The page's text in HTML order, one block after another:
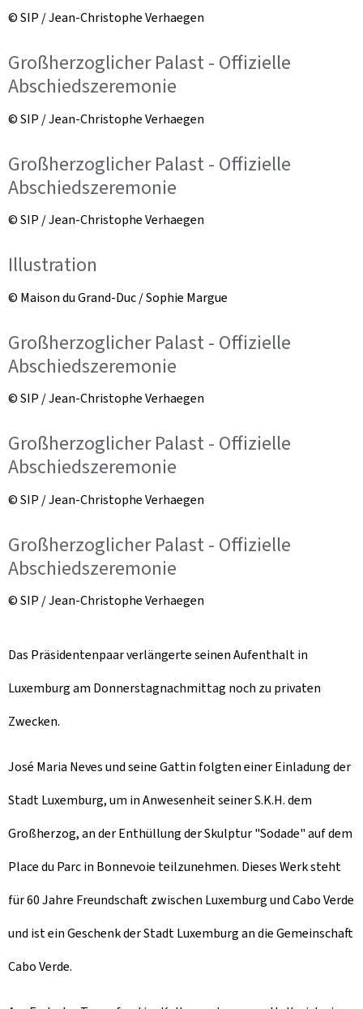
© SIP / Jean-Christophe Verhaegen
Großherzoglicher Palast - Offizielle
Abschiedszeremonie
© SIP / Jean-Christophe Verhaegen
Großherzoglicher Palast - Offizielle
Abschiedszeremonie
© SIP / Jean-Christophe Verhaegen
Illustration
© Maison du Grand-Duc / Sophie Margue
Großherzoglicher Palast - Offizielle
Abschiedszeremonie
© SIP / Jean-Christophe Verhaegen
Großherzoglicher Palast - Offizielle
Abschiedszeremonie
© SIP / Jean-Christophe Verhaegen
Großherzoglicher Palast - Offizielle
Abschiedszeremonie
© SIP / Jean-Christophe Verhaegen
Das Präsidentenpaar verlängerte seinen Aufenthalt in
Luxemburg am Donnerstagnachmittag noch zu privaten
Zwecken.
José Maria Neves und seine Gattin folgten einer Einladung der
Stadt Luxemburg, um in Anwesenheit seiner S.K.H. dem
Großherzog, an der Enthüllung der Skulptur "Sodade" auf dem
Place du Parc in Bonnevoie teilzunehmen. Dieses Werk steht
für 60 Jahre Freundschaft zwischen Luxemburg und Cabo Verde
und ist ein Geschenk der Stadt Luxemburg an die Gemeinschaft
Cabo Verde.